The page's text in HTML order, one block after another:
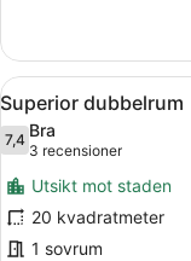
Classic
Öppna
alla
foton
för
Superior
dubbelrum
10
Superior dubbelrum
7,47,4 av 10
Bra
3 recensioner
(3 recensioner)
Utsikt mot staden
20 kvadratmeter
1 sovrum